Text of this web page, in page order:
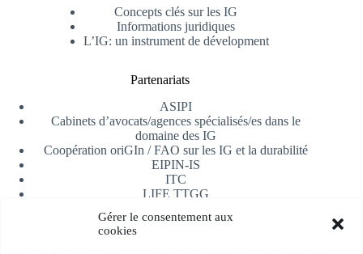
Gérer le consentement aux
cookies
Concepts clés sur les IG
Informations juridiques
L’IG: un instrument de dévelopment
Partenariats
ASIPI
Cabinets d’avocats/agences spécialisés/es dans le
domaine des IG
Coopération oriGIn / FAO sur les IG et la durabilité
EIPIN-IS
ITC
LIFE TTGG
AfrIPI